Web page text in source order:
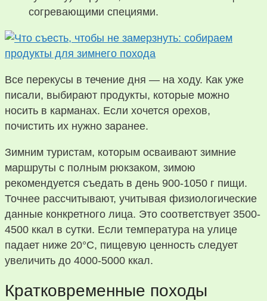
согревающими специями.
Все перекусы в течение дня — на ходу. Как уже
писали, выбирают продукты, которые можно
носить в карманах. Если хочется орехов,
почистить их нужно заранее.
Зимним туристам, которым осваивают зимние
маршруты с полным рюкзаком, зимою
рекомендуется съедать в день 900-1050 г пищи.
Точнее рассчитывают, учитывая физиологические
данные конкретного лица. Это соответствует 3500-
4500 ккал в сутки. Если температура на улице
падает ниже 20°С, пищевую ценность следует
увеличить до 4000-5000 ккал.
Кратковременные походы